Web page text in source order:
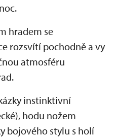
hradem se
rozsvítí pochodně a vy
atmosféru
instinktivní
hodu nožem
bojového stylu s holí